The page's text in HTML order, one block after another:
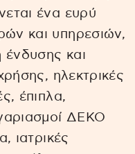
ένα ευρύ
και υπηρεσιών,
και
ηλεκτρικές
έπιπλα,
ΔΕΚΟ
ιατρικές